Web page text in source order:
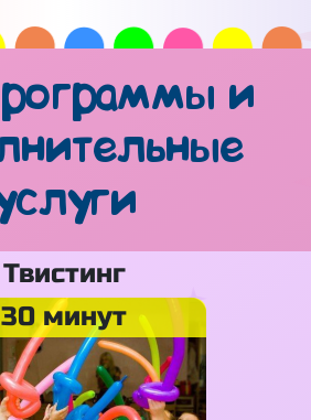
и
Твистинг
30 минут